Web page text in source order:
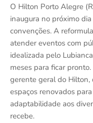
O Hilton Porto Alegre
inaugura no próximo
convenções. A
atender eventos com
idealizada pelo
meses para ficar
gerente geral do Hilton,
espaços renovados
adaptabilidade aos
recebe.